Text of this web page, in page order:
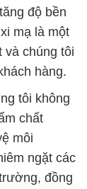
độ bền
mạ là một
và chúng tôi
hàng.
tôi không
chất
môi
ngặt các
đồng